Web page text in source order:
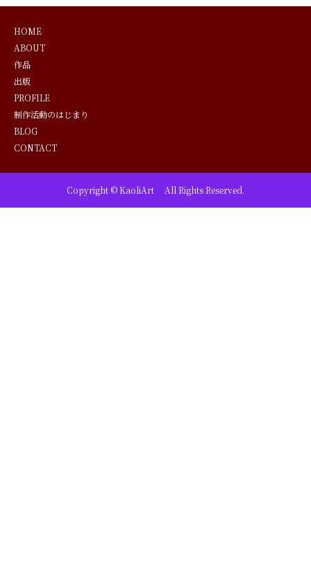
HOME
ABOUT
作品
出版
PROFILE
制作活動のはじまり
BLOG
CONTACT
Copyright © KaoliArt All Rights Reserved.